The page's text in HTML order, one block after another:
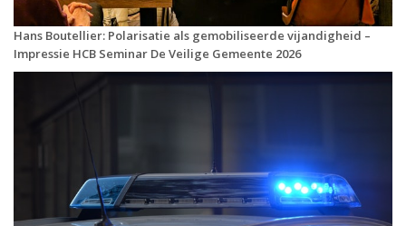
Hans Boutellier: Polarisatie als gemobiliseerde vijandigheid –
Impressie HCB Seminar De Veilige Gemeente 2026